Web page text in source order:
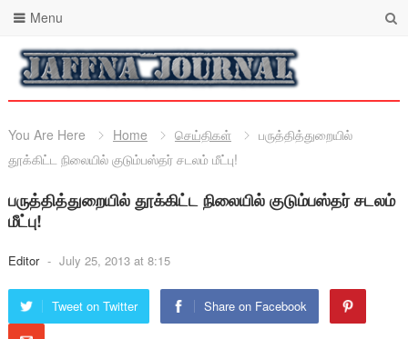
Menu
You Are Here Home செய்திகள்
பருத்தித்துறையில்
தூக்கிட்ட நிலையில் குடும்பஸ்தர் சடலம் மீட்பு!
பருத்தித்துறையில் தூக்கிட்ட நிலையில் குடும்பஸ்தர் சடலம்
மீட்பு!
Editor - July 25, 2013 at 8:15
Tweet on Twitter Share on Facebook